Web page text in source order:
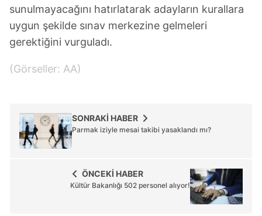
sunulmayacağını hatırlatarak adayların kurallara
uygun şekilde sınav merkezine gelmeleri
gerektiğini vurguladı.
(Görseller: AA)
SONRAKİ HABER
Parmak iziyle mesai takibi yasaklandı mı?
ÖNCEKİ HABER
Kültür Bakanlığı 502 personel alıyor!